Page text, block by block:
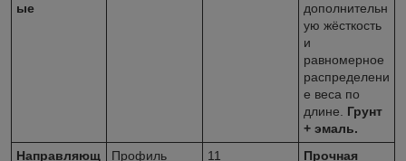
ые
дополнительн
ую жёсткость
и
равномерное
распределени
е веса по
длине. Грунт
+ эмаль.
Направляющ
Профиль
11
Прочная